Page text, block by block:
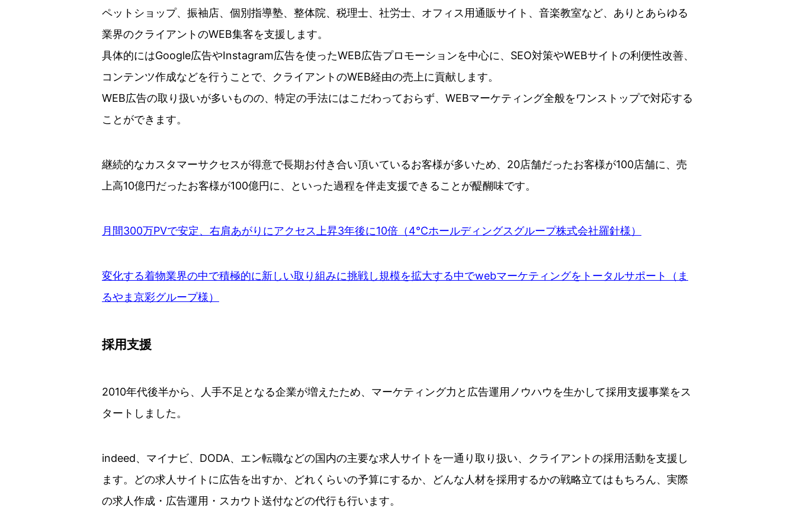
ペットショップ、振袖店、個別指導塾、整体院、税理士、社労士、オフィス用通販サイト、音楽教室など、ありとあらゆる
業界のクライアントのWEB集客を支援します。
具体的にはGoogle広告やInstagram広告を使ったWEB広告プロモーションを中心に、SEO対策やWEBサイトの利便性改善、
コンテンツ作成などを行うことで、クライアントのWEB経由の売上に貢献します。
WEB広告の取り扱いが多いものの、特定の手法にはこだわっておらず、WEBマーケティング全般をワンストップで対応する
ことができます。
継続的なカスタマーサクセスが得意で長期お付き合い頂いているお客様が多いため、20店舗だったお客様が100店舗に、売
上高10億円だったお客様が100億円に、といった過程を伴走支援できることが醍醐味です。
月間300万PVで安定、右肩あがりにアクセス上昇3年後に10倍（4℃ホールディングスグループ株式会社羅針様）
変化する着物業界の中で積極的に新しい取り組みに挑戦し規模を拡大する中でwebマーケティングをトータルサポート（ま
るやま京彩グループ様）
採用支援
2010年代後半から、人手不足となる企業が増えたため、マーケティング力と広告運用ノウハウを生かして採用支援事業をス
タートしました。
indeed、マイナビ、DODA、エン転職などの国内の主要な求人サイトを一通り取り扱い、クライアントの採用活動を支援し
ます。どの求人サイトに広告を出すか、どれくらいの予算にするか、どんな人材を採用するかの戦略立てはもちろん、実際
の求人作成・広告運用・スカウト送付などの代行も行います。